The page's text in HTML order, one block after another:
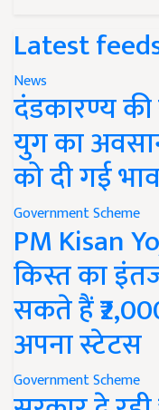
Latest
News
दंडकारण्य
युग का
को दी गई
Government Scheme
PM Kisan
किस्त का
सकते हैं
अपना स्टेटस
Government Scheme